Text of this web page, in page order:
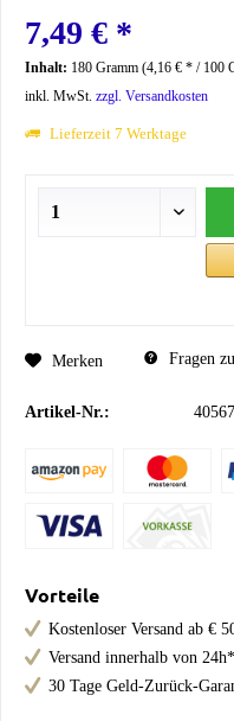
7,49 € *
Inhalt: 180 Gramm (4,16 € * / 100
inkl. MwSt. zzgl. Versandkosten
Lieferzeit 7 Werktage
Merken Fragen
Artikel-Nr.:
Vorteile
Kostenloser Versand ab €
Versand innerhalb von 24h*
30 Tage Geld-Zurück-